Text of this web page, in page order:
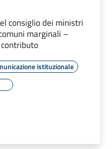
consiglio dei ministri
marginali –
istituzionale